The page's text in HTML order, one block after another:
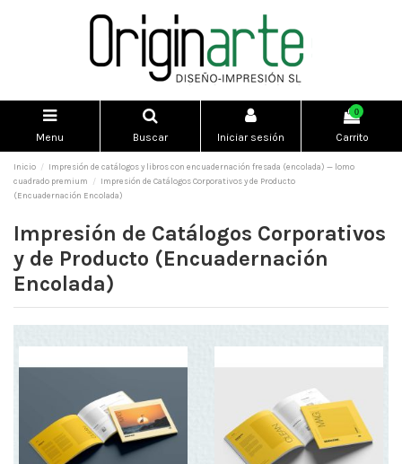
Menu Buscar Iniciar sesión
0
Carrito
Inicio
Impresión de catálogos y libros con encuadernación fresada (encolada) — lomo
cuadrado premium
Impresión de Catálogos Corporativos y de Producto
(Encuadernación Encolada)
Impresión de Catálogos Corporativos
y de Producto (Encuadernación
Encolada)